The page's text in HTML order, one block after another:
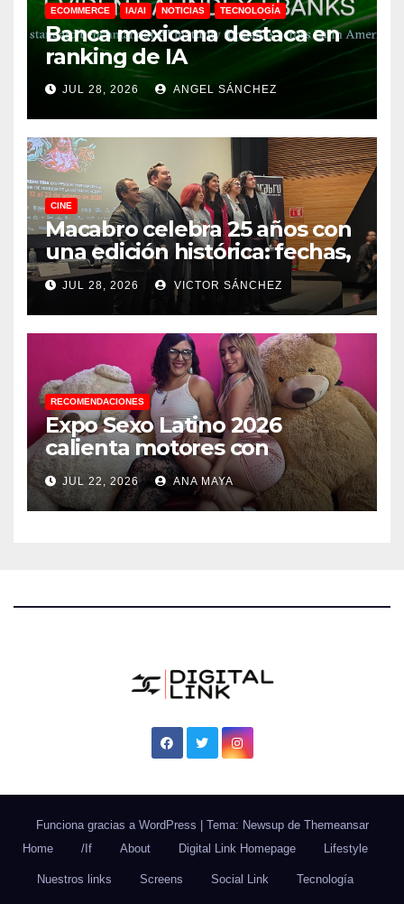
ECOMMERCE IA/AI NOTICIAS TECNOLOGÍA
Banca mexicana destaca en
ranking de IA
JUL 28, 2026 ANGEL SÁNCHEZ
CINE
Macabro celebra 25 años con
una edición histórica: fechas,
sedes, invitados y todo lo que
debes saber
JUL 28, 2026 VICTOR SÁNCHEZ
RECOMENDACIONES
Expo Sexo Latino 2026
calienta motores con
conferencia de prensa y
anuncia actividades para
todos los gustos
JUL 22, 2026 ANA MAYA
Funciona gracias a WordPress | Tema: Newsup de Themeansar
Home
/If About Digital Link Homepage Lifestyle
Nuestros links Screens Social Link Tecnología